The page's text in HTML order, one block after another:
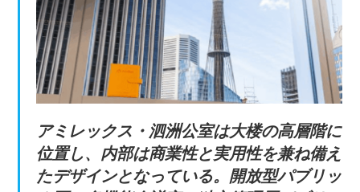
アミレックス・泗洲公室は大楼の高層階に
位置し、内部は商業性と実用性を兼ね備え
たデザインとなっている。開放型パブリッ